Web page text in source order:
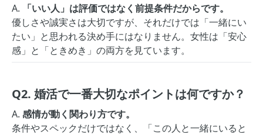
A.
「いい人」は評価ではなく前提条件だからです。
優しさや誠実さは大切ですが、それだけでは「一緒にい
たい」と思われる決め手にはなりません。女性は「安心
感」と「ときめき」の両方を見ています。
Q2. 婚活で一番大切なポイントは何ですか？
A. 感情が動く関わり方です。
条件やスペックだけではなく、「この人と一緒にいると